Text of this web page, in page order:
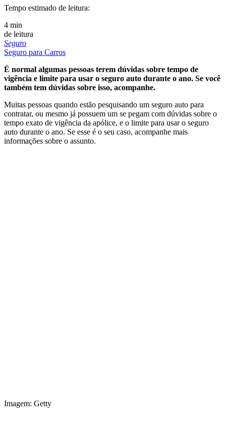
Tempo estimado de leitura:
4 min
de leitura
Seguro
Seguro para Carros
É normal algumas pessoas terem dúvidas sobre tempo de
vigência e limite para usar o seguro auto durante o ano. Se você
também tem dúvidas sobre isso, acompanhe.
Muitas pessoas quando estão pesquisando um seguro auto para
contratar, ou mesmo já possuem um se pegam com dúvidas sobre o
tempo exato de vigência da apólice, e o limite para usar o seguro
auto durante o ano. Se esse é o seu caso, acompanhe mais
informações sobre o assunto.
Imagem: Getty